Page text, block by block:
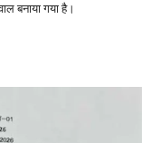
बनाया गया है।